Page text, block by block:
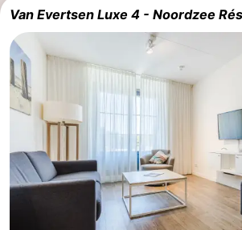
bos
Middelburg
Zeeuws-
Vlaanderen
-
Nieuwvliet
-
Sluis
Cadzand
-
Nature
Météo
Van Evertsen Luxe 4 - Noordzee